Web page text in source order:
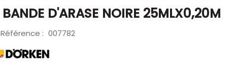
BANDE D'ARASE NOIRE 25MLX0,20M
Référence : 007782